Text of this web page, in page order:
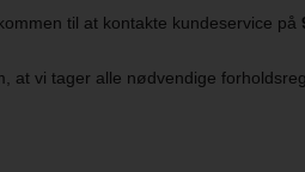
til at kontakte kundeservice på
at vi tager alle nødvendige